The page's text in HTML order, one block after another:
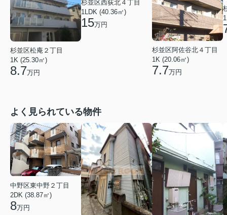
杉並区松庵２丁目
1K (25.30㎡)
8.7万円
杉並区西荻北４丁目
1LDK (40.36㎡)
15万円
杉並区阿佐谷北４丁目
1K (20.06㎡)
7.7万円
よく見られている物件
中野区東中野２丁目
2DK (38.87㎡)
8万円